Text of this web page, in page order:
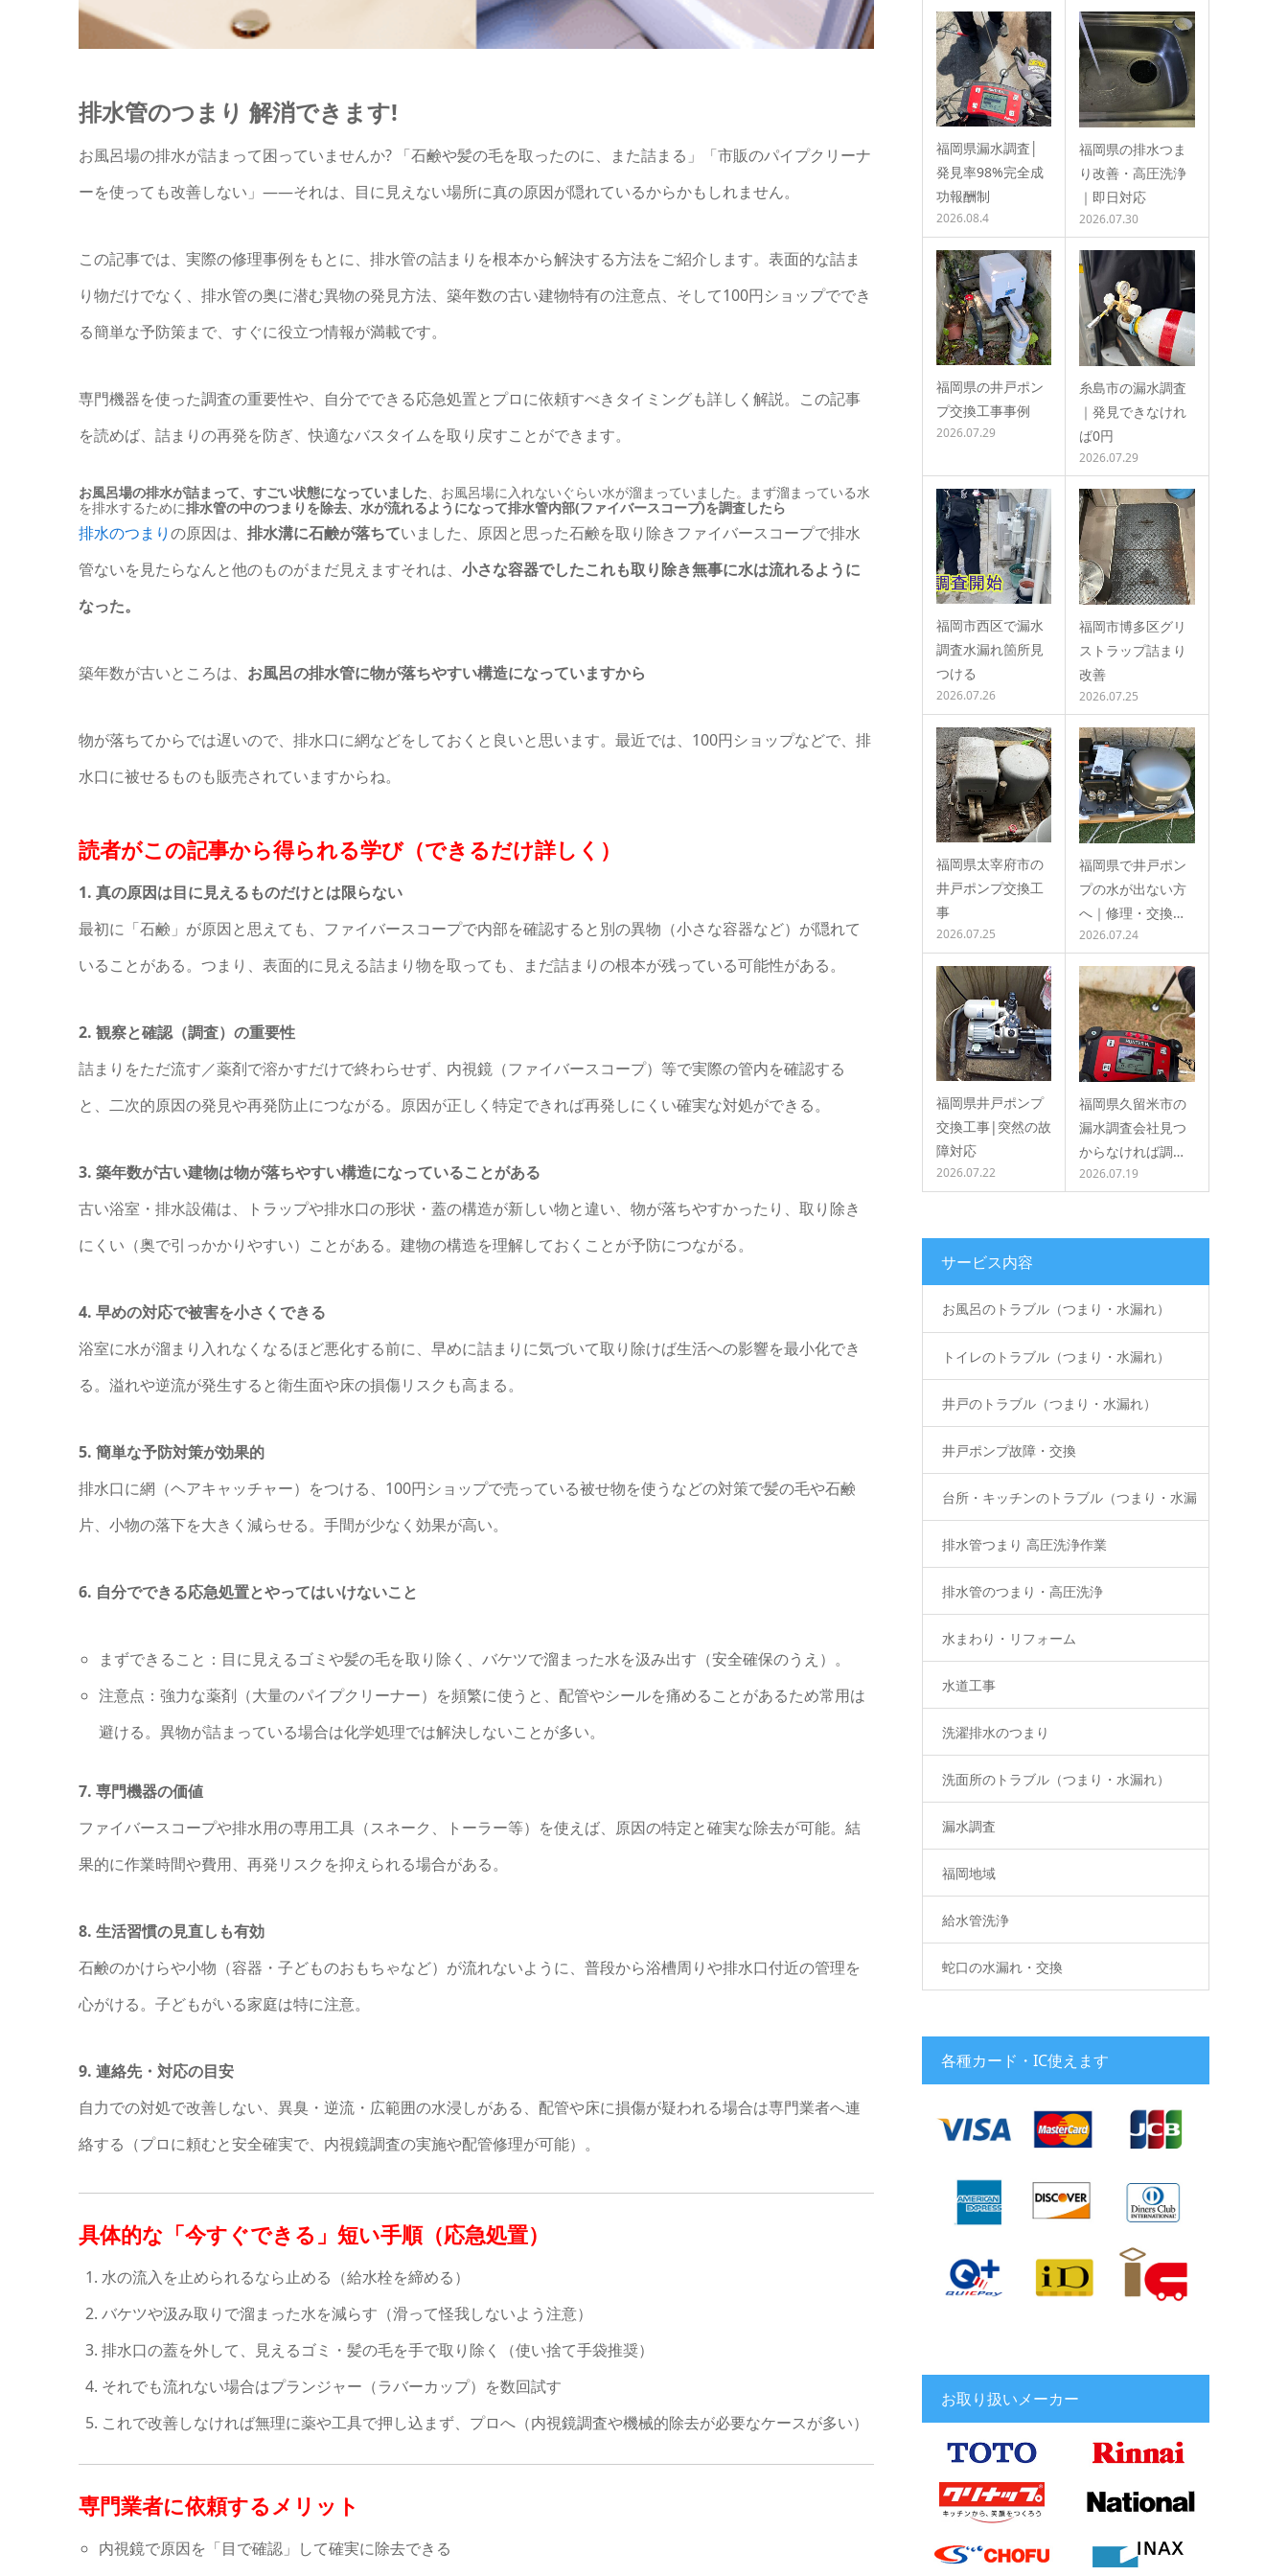
排水管のつまり 解消できます!
お風呂場の排水が詰まって困っていませんか? 「石鹸や髪の毛を取ったのに、また詰まる」「市販のパイプクリーナ
ーを使っても改善しない」——それは、目に見えない場所に真の原因が隠れているからかもしれません。
この記事では、実際の修理事例をもとに、排水管の詰まりを根本から解決する方法をご紹介します。表面的な詰ま
り物だけでなく、排水管の奥に潜む異物の発見方法、築年数の古い建物特有の注意点、そして100円ショップででき
る簡単な予防策まで、すぐに役立つ情報が満載です。
専門機器を使った調査の重要性や、自分でできる応急処置とプロに依頼すべきタイミングも詳しく解説。この記事
を読めば、詰まりの再発を防ぎ、快適なバスタイムを取り戻すことができます。
お風呂場の排水が詰まって、すごい状態になっていました 、お風呂場に入れないぐらい水が溜まっていました。まず溜まっている水
を排水するために排水管の中のつまりを除去、水が流れるようになって排水管内部(ファイバースコープ)を調査したら
排水のつまりの原因は、 排水溝に石鹸が落ちていました、原因と思った石鹸を取り除きファイバースコープで排水
管ないを見たらなんと他のものがまだ見えますそれは、 小さな容器でしたこれも取り除き無事に水は流れるように
なった。
築年数が古いところは、 お風呂の排水管に物が落ちやすい構造になっていますから
物が落ちてからでは遅いので、排水口に網などをしておくと良いと思います。最近では、100円ショップなどで、排
水口に被せるものも販売されていますからね。
読者がこの記事から得られる学び（できるだけ詳しく）
1. 真の原因は目に見えるものだけとは限らない
最初に「石鹸」が原因と思えても、ファイバースコープで内部を確認すると別の異物（小さな容器など）が隠れて
いることがある。つまり、表面的に見える詰まり物を取っても、まだ詰まりの根本が残っている可能性がある。
2. 観察と確認（調査）の重要性
詰まりをただ流す／薬剤で溶かすだけで終わらせず、内視鏡（ファイバースコープ）等で実際の管内を確認する
と、二次的原因の発見や再発防止につながる。原因が正しく特定できれば再発しにくい確実な対処ができる。
3. 築年数が古い建物は物が落ちやすい構造になっていることがある
古い浴室・排水設備は、トラップや排水口の形状・蓋の構造が新しい物と違い、物が落ちやすかったり、取り除き
にくい（奥で引っかかりやすい）ことがある。建物の構造を理解しておくことが予防につながる。
4. 早めの対応で被害を小さくできる
浴室に水が溜まり入れなくなるほど悪化する前に、早めに詰まりに気づいて取り除けば生活への影響を最小化でき
る。溢れや逆流が発生すると衛生面や床の損傷リスクも高まる。
5. 簡単な予防対策が効果的
排水口に網（ヘアキャッチャー）をつける、100円ショップで売っている被せ物を使うなどの対策で髪の毛や石鹸
片、小物の落下を大きく減らせる。手間が少なく効果が高い。
6. 自分でできる応急処置とやってはいけないこと
まずできること：目に見えるゴミや髪の毛を取り除く、バケツで溜まった水を汲み出す（安全確保のうえ）。
注意点：強力な薬剤（大量のパイプクリーナー）を頻繁に使うと、配管やシールを痛めることがあるため常用は
避ける。異物が詰まっている場合は化学処理では解決しないことが多い。
7. 専門機器の価値
ファイバースコープや排水用の専用工具（スネーク、トーラー等）を使えば、原因の特定と確実な除去が可能。結
果的に作業時間や費用、再発リスクを抑えられる場合がある。
8. 生活習慣の見直しも有効
石鹸のかけらや小物（容器・子どものおもちゃなど）が流れないように、普段から浴槽周りや排水口付近の管理を
心がける。子どもがいる家庭は特に注意。
9. 連絡先・対応の目安
自力での対処で改善しない、異臭・逆流・広範囲の水浸しがある、配管や床に損傷が疑われる場合は専門業者へ連
絡する（プロに頼むと安全確実で、内視鏡調査の実施や配管修理が可能）。
具体的な「今すぐできる」短い手順（応急処置）
水の流入を止められるなら止める（給水栓を締める）
バケツや汲み取りで溜まった水を減らす（滑って怪我しないよう注意）
排水口の蓋を外して、見えるゴミ・髪の毛を手で取り除く（使い捨て手袋推奨）
それでも流れない場合はプランジャー（ラバーカップ）を数回試す
これで改善しなければ無理に薬や工具で押し込まず、プロへ（内視鏡調査や機械的除去が必要なケースが多い）
専門業者に依頼するメリット
内視鏡で原因を「目で確認」して確実に除去できる
福岡県漏水調査│
発見率98%完全成
功報酬制
2026.08.4
福岡県の排水つま
り改善・高圧洗浄
｜即日対応
2026.07.30
福岡県の井戸ポン
プ交換工事事例
2026.07.29
糸島市の漏水調査
｜発見できなけれ
ば0円
2026.07.29
福岡市西区で漏水
調査水漏れ箇所見
つける
2026.07.26
福岡市博多区グリ
ストラップ詰まり
改善
2026.07.25
福岡県太宰府市の
井戸ポンプ交換工
事
2026.07.25
福岡県で井戸ポン
プの水が出ない方
へ｜修理・交換…
2026.07.24
福岡県井戸ポンプ
交換工事|突然の故
障対応
2026.07.22
福岡県久留米市の
漏水調査会社見つ
からなければ調…
2026.07.19
サービス内容
お風呂のトラブル（つまり・水漏れ）
トイレのトラブル（つまり・水漏れ）
井戸のトラブル（つまり・水漏れ）
井戸ポンプ故障・交換
台所・キッチンのトラブル（つまり・水漏
れ）
排水管つまり 高圧洗浄作業
排水管のつまり・高圧洗浄
水まわり・リフォーム
水道工事
洗濯排水のつまり
洗面所のトラブル（つまり・水漏れ）
漏水調査
福岡地域
給水管洗浄
蛇口の水漏れ・交換
各種カード・IC使えます
お取り扱いメーカー